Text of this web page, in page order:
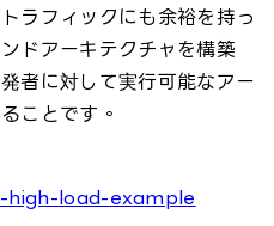
ラフィックにも余裕を持っ
ドアーキテクチャを構築
者に対して実行可能なアー
ことです。
load-example